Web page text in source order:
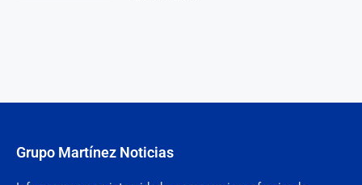
Grupo Martínez Noticias